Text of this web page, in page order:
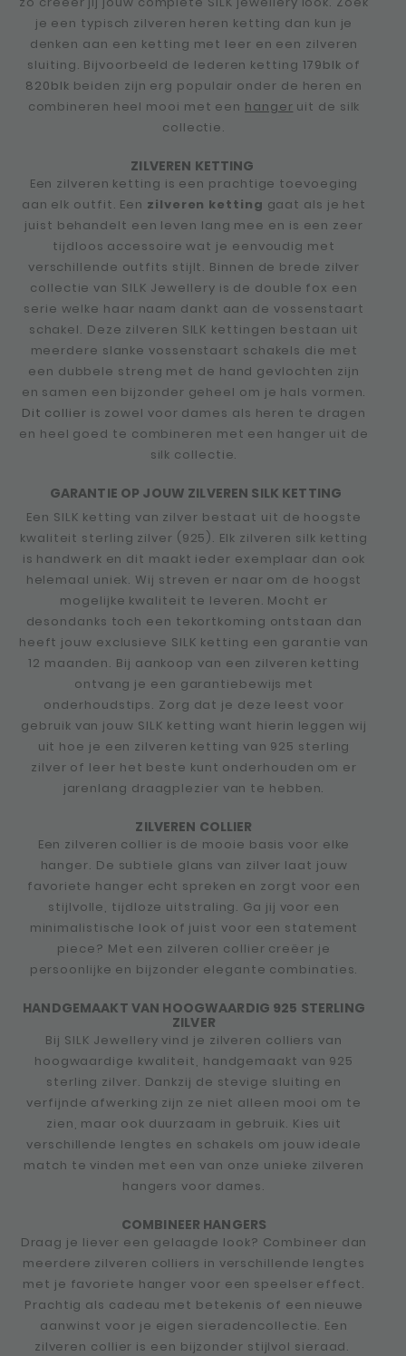
je een typisch zilveren heren ketting dan kun je
denken aan een ketting met leer en een zilveren
sluiting. Bijvoorbeeld de lederen ketting 179blk of
820blk beiden zijn erg populair onder de heren en
combineren heel mooi met een hanger uit de silk
collectie.
ZILVEREN KETTING
Een zilveren ketting is een prachtige toevoeging
aan elk outfit. Een zilveren ketting gaat als je het
juist behandelt een leven lang mee en is een zeer
tijdloos accessoire wat je eenvoudig met
verschillende outfits stijlt. Binnen de brede zilver
collectie van SILK Jewellery is de double fox een
serie welke haar naam dankt aan de vossenstaart
schakel. Deze zilveren SILK kettingen bestaan uit
meerdere slanke vossenstaart schakels die met
een dubbele streng met de hand gevlochten zijn
en samen een bijzonder geheel om je hals vormen.
Dit collier is zowel voor dames als heren te dragen
en heel goed te combineren met een hanger uit de
silk collectie.
GARANTIE OP JOUW ZILVEREN SILK KETTING
Een SILK ketting van zilver bestaat uit de hoogste
kwaliteit sterling zilver (925). Elk zilveren silk ketting
is handwerk en dit maakt ieder exemplaar dan ook
helemaal uniek. Wij streven er naar om de hoogst
mogelijke kwaliteit te leveren. Mocht er
desondanks toch een tekortkoming ontstaan dan
heeft jouw exclusieve SILK ketting een garantie van
12 maanden. Bij aankoop van een zilveren ketting
ontvang je een garantiebewijs met
onderhoudstips. Zorg dat je deze leest voor
gebruik van jouw SILK ketting want hierin leggen wij
uit hoe je een zilveren ketting van 925 sterling
zilver of leer het beste kunt onderhouden om er
jarenlang draagplezier van te hebben.
ZILVEREN COLLIER
Een zilveren collier is de mooie basis voor elke
hanger. De subtiele glans van zilver laat jouw
favoriete hanger echt spreken en zorgt voor een
stijlvolle, tijdloze uitstraling. Ga jij voor een
minimalistische look of juist voor een statement
piece? Met een zilveren collier creëer je
persoonlijke en bijzonder elegante combinaties.
HANDGEMAAKT VAN HOOGWAARDIG 925 STERLING
ZILVER
Bij SILK Jewellery vind je zilveren colliers van
hoogwaardige kwaliteit, handgemaakt van 925
sterling zilver. Dankzij de stevige sluiting en
verfijnde afwerking zijn ze niet alleen mooi om te
zien, maar ook duurzaam in gebruik. Kies uit
verschillende lengtes en schakels om jouw ideale
match te vinden met een van onze unieke zilveren
hangers voor dames.
COMBINEER HANGERS
Draag je liever een gelaagde look? Combineer dan
meerdere zilveren colliers in verschillende lengtes
met je favoriete hanger voor een speelser effect.
Prachtig als cadeau met betekenis of een nieuwe
aanwinst voor je eigen sieradencollectie. Een
zilveren collier is een bijzonder stijlvol sieraad.